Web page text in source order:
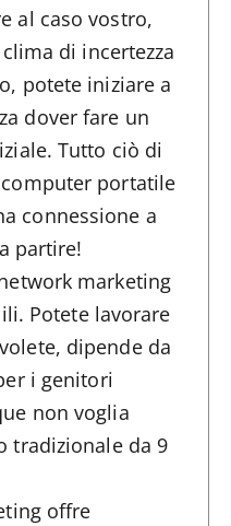
al caso vostro,
di incertezza
potete iniziare a
dover fare un
Tutto ciò di
portatile
connessione a
partire!
marketing
Potete lavorare
dipende da
i genitori
non voglia
tradizionale da 9
offre